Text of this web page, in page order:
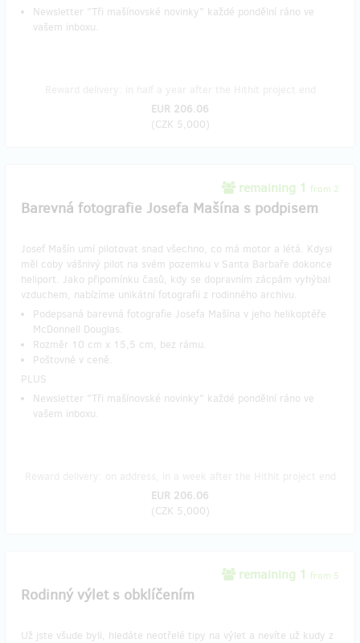
Newsletter "Tři mašínovské novinky" každé pondělní ráno ve
vašem inboxu.
EUR 206.06
(CZK 5,000)
remaining 1 from 2
Barevná fotografie Josefa Mašína s podpisem
Josef Mašín umí pilotovat snad všechno, co má motor a létá. Kdysi
měl coby vášnivý pilot na svém pozemku v Santa Barbaře dokonce
heliport. Jako připomínku časů, kdy se dopravním zácpám vyhýbal
vzduchem, nabízíme unikátní fotografii z rodinného archivu.
Podepsaná barevná fotografie Josefa Mašína v jeho helikoptéře
McDonnell Douglas.
Rozměr 10 cm x 15,5 cm, bez rámu.
Poštovné v ceně.
PLUS
Newsletter "Tři mašínovské novinky" každé pondělní ráno ve
vašem inboxu.
EUR 206.06
(CZK 5,000)
remaining 1 from 5
Rodinný výlet s obklíčením
Už jste všude byli, hledáte neotřelé tipy na výlet a nevíte už kudy z